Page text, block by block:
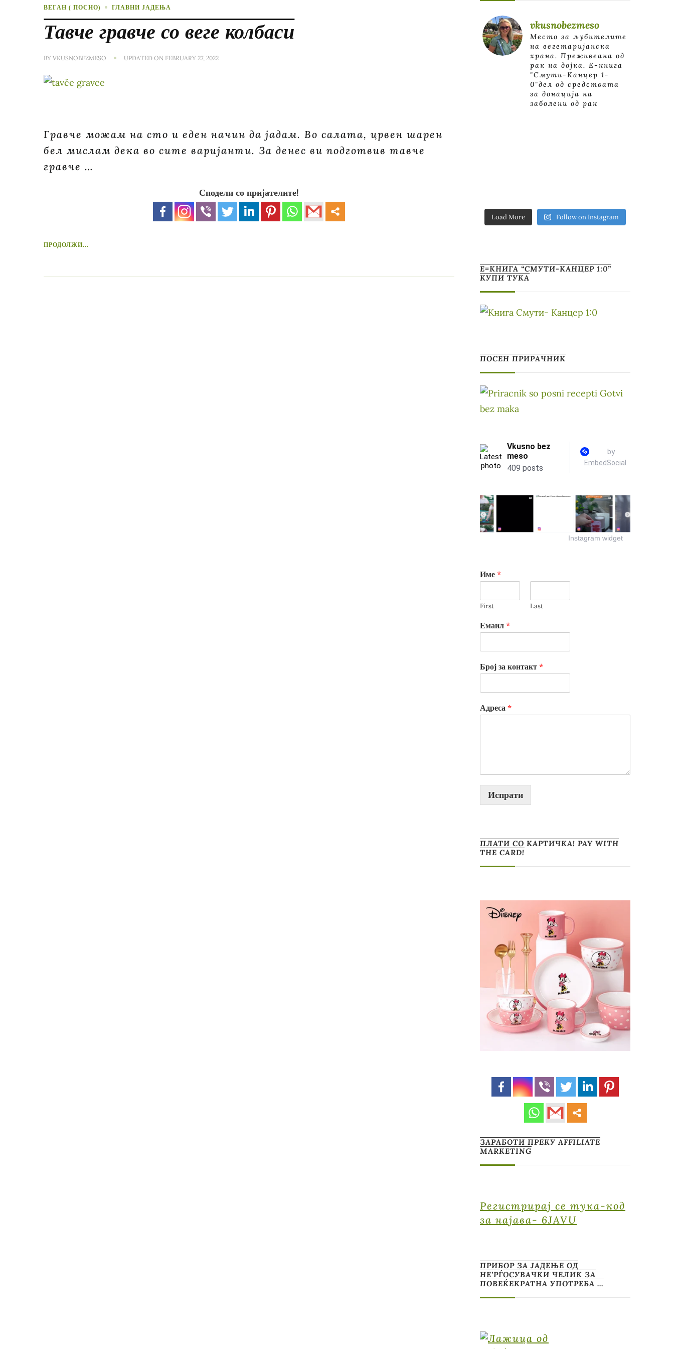
ВЕГАН ( ПОСНО) ГЛАВНИ ЈАДЕЊА
Тавче гравче со веге колбаси
BYVKUSNOBEZMESO UPDATED ON FEBRUARY 27, 2022
Гравче можам на сто и еден начин да јадам. Во салата, црвен шарен
бел мислам дека во сите варијанти. За денес ви подготвив тавче
гравче …
Сподели со пријателите!
ПРОДОЛЖИ...
vkusnobezmeso
Место за љубителите
на вегетаријанска
храна. Преживеана од
рак на дојка. E-книга
"Смути-Канцер 1-
0"дел од средствата
за донација на
заболени од рак
Load More Follow on Instagram
Е=КНИГА “СМУТИ-КАНЦЕР 1:0”
КУПИ ТУКА
ПОСЕН ПРИРАЧНИК
Instagram widget
Име *
First Last
Емаил *
Број за контакт *
Адреса *
Испрати
ПЛАТИ СО КАРТИЧКА! PAY WITH
THE CARD!
ЗАРАБОТИ ПРЕКУ AFFILIATE
MARKETING
Регистрирај се тука-код
за најава- 6JAVU
ПРИБОР ЗА ЈАДЕЊЕ ОД
НЕ’РЃОСУВАЧКИ ЧЕЛИК ЗА
ПОВЕЌЕКРАТНА УПОТРЕБА …